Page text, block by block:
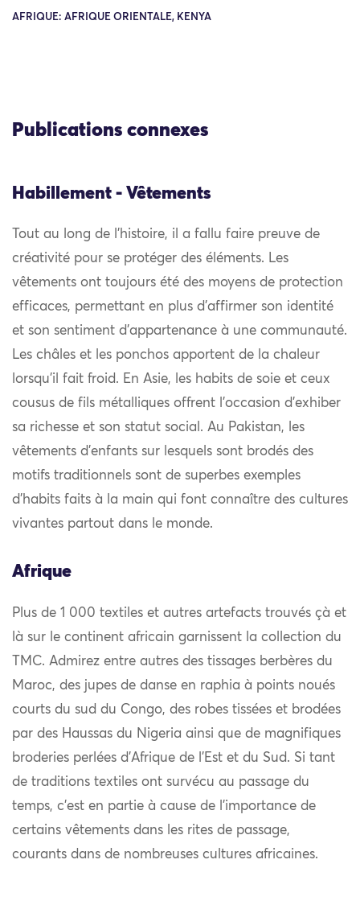
AFRIQUE: AFRIQUE ORIENTALE, KENYA
Publications connexes
Habillement - Vêtements
Tout au long de l’histoire, il a fallu faire preuve de
créativité pour se protéger des éléments. Les
vêtements ont toujours été des moyens de protection
efficaces, permettant en plus d’affirmer son identité
et son sentiment d’appartenance à une communauté.
Les châles et les ponchos apportent de la chaleur
lorsqu’il fait froid. En Asie, les habits de soie et ceux
cousus de fils métalliques offrent l’occasion d’exhiber
sa richesse et son statut social. Au Pakistan, les
vêtements d’enfants sur lesquels sont brodés des
motifs traditionnels sont de superbes exemples
d’habits faits à la main qui font connaître des cultures
vivantes partout dans le monde.
Afrique
Plus de 1 000 textiles et autres artefacts trouvés çà et
là sur le continent africain garnissent la collection du
TMC. Admirez entre autres des tissages berbères du
Maroc, des jupes de danse en raphia à points noués
courts du sud du Congo, des robes tissées et brodées
par des Haussas du Nigeria ainsi que de magnifiques
broderies perlées d’Afrique de l’Est et du Sud. Si tant
de traditions textiles ont survécu au passage du
temps, c’est en partie à cause de l’importance de
certains vêtements dans les rites de passage,
courants dans de nombreuses cultures africaines.